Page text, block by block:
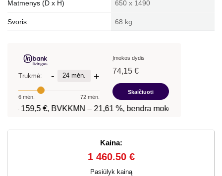
Matmenys (D x H) 650 x 1490
Svoris 68 kg
Kaina:
1 460.50 €
Pasiūlyk kainą